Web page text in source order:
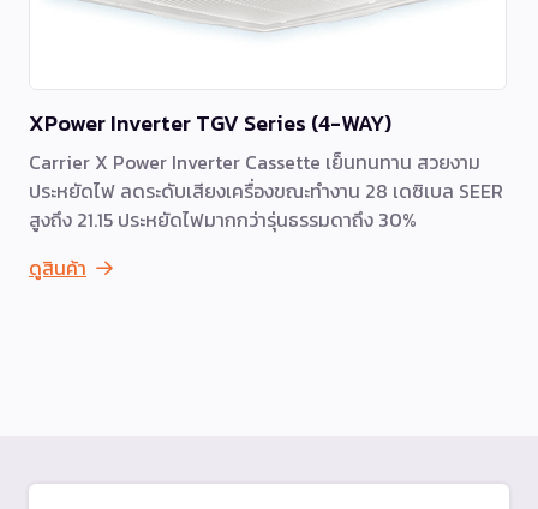
XPower Inverter TGV Series (4-WAY)
Carrier X Power Inverter Cassette เย็นทนทาน สวยงาม
ประหยัดไฟ ลดระดับเสียงเครื่องขณะทำงาน 28 เดซิเบล SEER
สูงถึง 21.15 ประหยัดไฟมากกว่ารุ่นธรรมดาถึง 30%
ดูสินค้า